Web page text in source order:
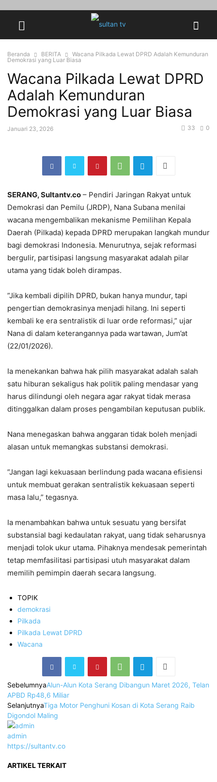
Beranda BERITA
Wacana Pilkada Lewat DPRD Adalah Kemunduran
Demokrasi yang Luar Biasa
Wacana Pilkada Lewat DPRD
Adalah Kemunduran
Demokrasi yang Luar Biasa
Januari 23, 2026 0
33
SERANG, Sultantv.co – Pendiri Jaringan Rakyat untuk
Demokrasi dan Pemilu (JRDP), Nana Subana menilai
wacana mengembalikan mekanisme Pemilihan Kepala
Daerah (Pilkada) kepada DPRD merupakan langkah mundur
bagi demokrasi Indonesia. Menurutnya, sejak reformasi
bergulir, partisipasi langsung masyarakat adalah pilar
utama yang tidak boleh dirampas.
​”Jika kembali dipilih DPRD, bukan hanya mundur, tapi
pengertian demokrasinya menjadi hilang. Ini seperti
kembali ke era sentralistik di luar orde reformasi,” ujar
Nana di dalam keterangannya pada wartawan, Jum’at
(22/01/2026).
Ia menekankan bahwa hak pilih masyarakat adalah salah
satu hiburan sekaligus hak politik paling mendasar yang
harus dilindungi oleh negara agar rakyat tidak merasa
ditinggalkan dalam proses pengambilan keputusan publik.
Nana menegaskan bahwa anggaran tidak boleh menjadi
alasan untuk memangkas substansi demokrasi.
​”Jangan lagi kekuasaan berlindung pada wacana efisiensi
untuk membuat gerakan sentralistik kekuasaan seperti
masa lalu,” tegasnya.
Ia menambahkan bahwa untuk sesuatu yang bersifat
substansial bagi kedaulatan rakyat, uang tidak seharusnya
menjadi tolok ukur utama. Pihaknya mendesak pemerintah
tetap memfasilitasi partisipasi utuh masyarakat dalam
memilih pemimpin daerah secara langsung.
TOPIK
demokrasi
Pilkada
Pilkada Lewat DPRD
Wacana
SebelumnyaAlun-Alun Kota Serang Dibangun Maret 2026, Telan
APBD Rp48,6 Miliar
Selanjutnya‎Tiga Motor Penghuni Kosan di Kota Serang Raib
Digondol Maling
admin
https://sultantv.co
ARTIKEL TERKAIT